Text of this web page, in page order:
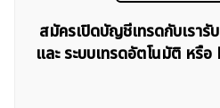
สมัครเปิดบัญชีเทรดกับเรารั
และ ระบบเทรดอัตโนมัติ ห